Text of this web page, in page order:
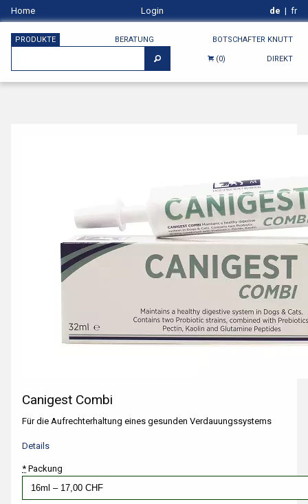
Home Login de | fr
PRODUKTE BERATUNG BOTSCHAFTER KNUTT
(0) DIREKT
Canigest Combi
Für die Aufrechterhaltung eines gesunden Verdauungssystems
Details
* Packung